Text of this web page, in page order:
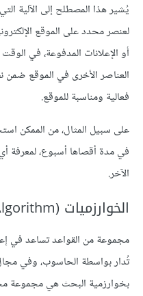
يُشير هذا المصطلح إلى الآلية
لعنصر محدد على الموقع
أو الإعلانات المدفوعة، في
العناصر الأخرى في الموقع ضمن
فعالية ومناسبة للموقع.
على سبيل المثال، من الممكن
في مدة أقصاها أسبوع، لمعرفة
الآخر.
الخوارزميات (Algorithm)
مجموعة من القواعد تساعد في
تُدار بواسطة الحاسوب، وفي
بخوارزمية البحث هي مجموعة